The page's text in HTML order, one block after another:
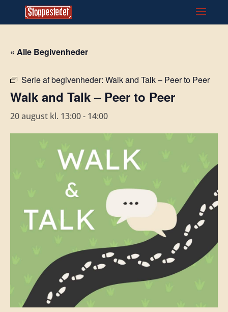
« Alle Begivenheder
Serie af begivenheder: Walk and Talk – Peer to Peer
Walk and Talk – Peer to Peer
20 august kl. 13:00- 14:00